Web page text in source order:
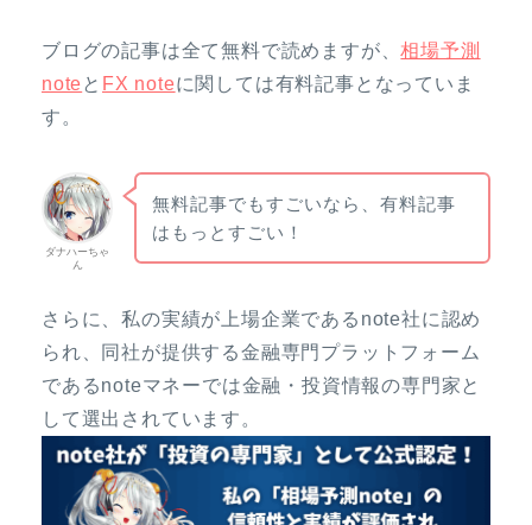
ブログの記事は全て無料で読めますが、相場予測
note と FX noteに関しては有料記事となっていま
す。
ダナハーちゃ
ん
無料記事でもすごいなら、有料記事
はもっとすごい！
さらに、私の実績が上場企業であるnote社に認め
られ、同社が提供する金融専門プラットフォーム
であるnoteマネーでは金融・投資情報の専門家と
して選出されています。